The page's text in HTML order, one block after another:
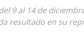
9 al 14 de
resultado en su